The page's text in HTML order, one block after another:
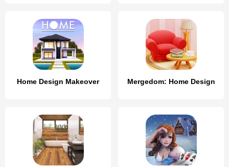
Home Design Makeover Mergedom: Home Design